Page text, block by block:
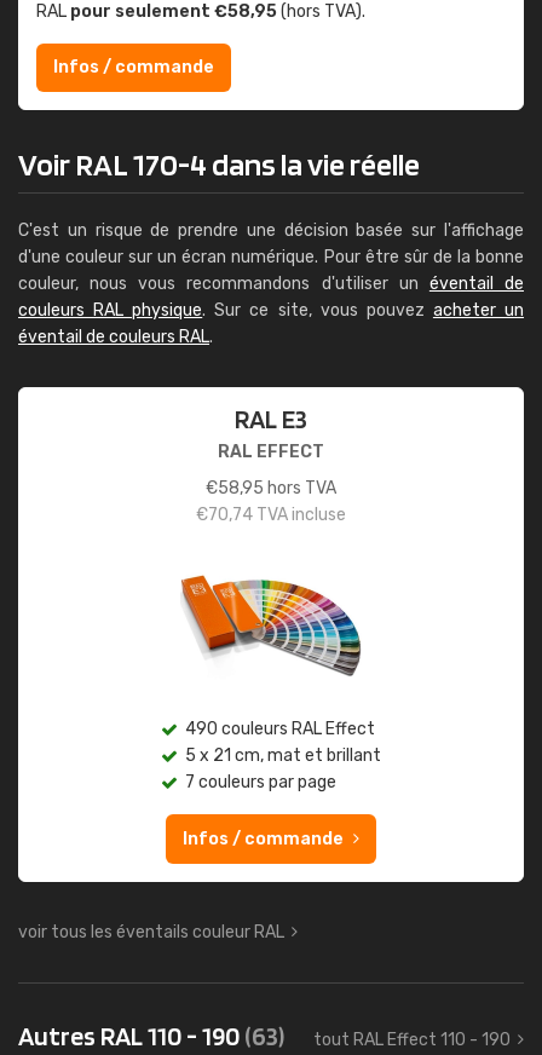
RAL pour seulement €58,95(hors TVA).
Infos / commande
Voir RAL 170-4 dans la vie réelle
C'est un risque de prendre une décision basée sur l'affichage
d'une couleur sur un écran numérique. Pour être sûr de la bonne
couleur, nous vous recommandons d'utiliser un éventail de
couleurs RAL physique. Sur ce site, vous pouvez acheter un
éventail de couleurs RAL.
RAL E3
RAL EFFECT
€58,95 hors TVA
€70,74 TVA incluse
490 couleurs RAL Effect
5 x 21 cm, mat et brillant
7 couleurs par page
Infos / commande
voir tous les éventails couleur RAL
Autres RAL 110 - 190(63) tout RAL Effect 110 - 190